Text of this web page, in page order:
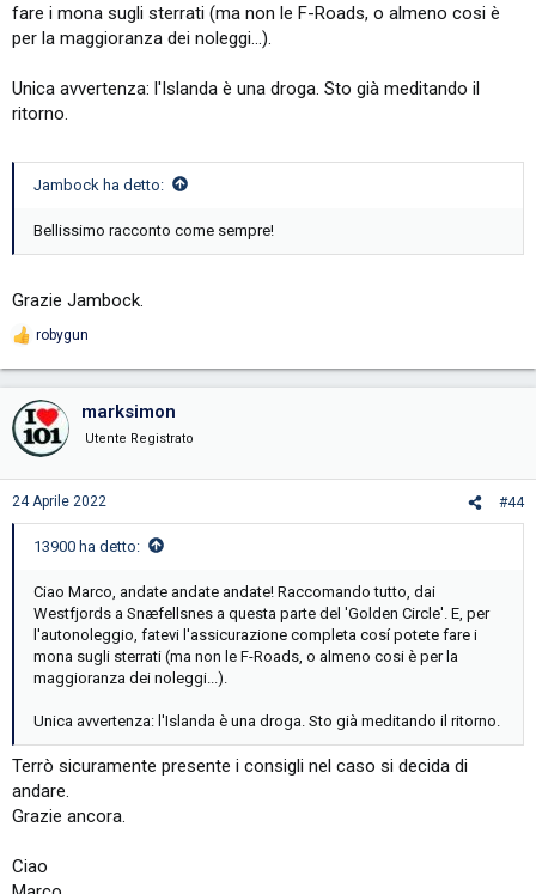
fare i mona sugli sterrati (ma non le F-Roads, o almeno cosi è
per la maggioranza dei noleggi...).
Unica avvertenza: l'Islanda è una droga. Sto già meditando il
ritorno.
Jambock ha detto:
Bellissimo racconto come sempre!
Grazie Jambock.
R
t
i
n
s
robygun
marksimon
Utente Registrato
24 Aprile 2022 #44
13900 ha detto:
Ciao Marco, andate andate andate! Raccomando tutto, dai
Westfjords a Snæfellsnes a questa parte del 'Golden Circle'. E, per
l'autonoleggio, fatevi l'assicurazione completa cosí potete fare i
mona sugli sterrati (ma non le F-Roads, o almeno cosi è per la
maggioranza dei noleggi...).
Unica avvertenza: l'Islanda è una droga. Sto già meditando il ritorno.
Terrò sicuramente presente i consigli nel caso si decida di
andare.
Grazie ancora.
Ciao